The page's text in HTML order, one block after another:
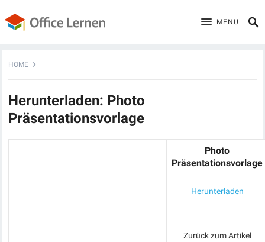
MENU
HOME
Herunterladen: Photo
Präsentationsvorlage
Photo
Präsentationsvorlage
Herunterladen
Zurück zum Artikel